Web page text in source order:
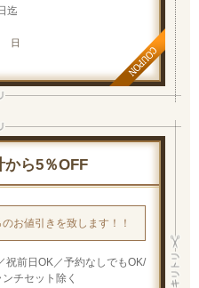
迄
から5％OFF
お値引きを致します！！
祝前日OK／予約なしでもOK/
チセット除く